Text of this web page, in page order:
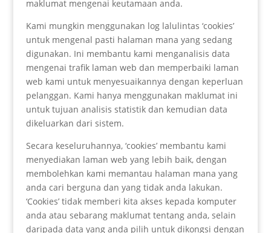
maklumat mengenai keutamaan anda.
Kami mungkin menggunakan log lalulintas ‘cookies’
untuk mengenal pasti halaman mana yang sedang
digunakan. Ini membantu kami menganalisis data
mengenai trafik laman web dan memperbaiki laman
web kami untuk menyesuaikannya dengan keperluan
pelanggan. Kami hanya menggunakan maklumat ini
untuk tujuan analisis statistik dan kemudian data
dikeluarkan dari sistem.
Secara keseluruhannya, ‘cookies’ membantu kami
menyediakan laman web yang lebih baik, dengan
membolehkan kami memantau halaman mana yang
anda cari berguna dan yang tidak anda lakukan.
‘Cookies’ tidak memberi kita akses kepada komputer
anda atau sebarang maklumat tentang anda, selain
daripada data yang anda pilih untuk dikongsi dengan